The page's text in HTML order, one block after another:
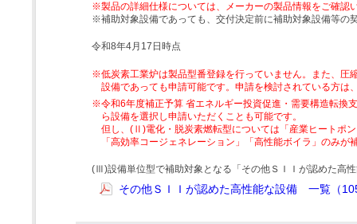
※製品の詳細仕様については、メーカーの製品情報をご確認
※補助対象設備であっても、交付決定前に補助対象設備等の
令和8年4月17日時点
※低炭素工業炉は製品型番登録を行っていません。また、圧
設備であっても申請可能です。申請を検討されている方は
※令和6年度補正予算 省エネルギー投資促進・需要構造転
ら設備を選択し申請いただくことも可能です。
但し、(Ⅱ)電化・脱炭素燃転型については「産業ヒートポ
「高効率コージェネレーション」「高性能ボイラ」のみが
(Ⅲ)設備単位型で補助対象となる「その他ＳＩＩが認めた高
その他ＳＩＩが認めた高性能な設備 一覧（